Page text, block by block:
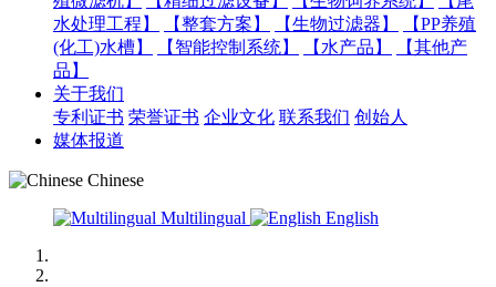
水处理工程】
【整套方案】 【生物过滤器】
【PP养殖
(化工)水槽】
【智能控制系统】 【水产品】
【其他产
品】
关于我们
专利证书 荣誉证书 企业文化 联系我们 创始人
媒体报道
Chinese
Multilingual
English